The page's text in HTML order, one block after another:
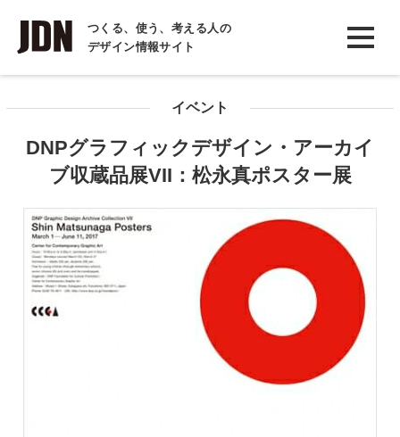
つくる、使う、考える人の
デザイン情報サイト
INTERVIEW
インタビュー
COLUMN
イベント
DNPグラフィックデザイン・アーカイ
ブ収蔵品展VII：松永真ポスター展